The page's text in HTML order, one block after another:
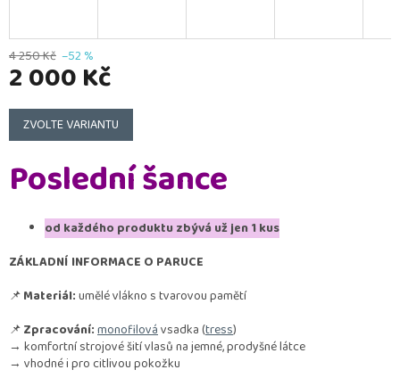
4 250 Kč –52 %
2 000 Kč
Měrná
cena:
ZVOLTE VARIANTU
Poslední šance
od každého produktu zbývá už jen 1 kus
ZÁKLADNÍ INFORMACE O PARUCE
📌Materiál:umělé vlákno s tvarovou pamětí
📌Zpracování:monofilovávsadka (tress)
→ komfortní strojové šití vlasů na jemné, prodyšné látce
→ vhodné i pro citlivou pokožku